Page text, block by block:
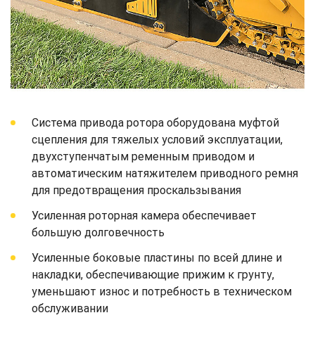
Система привода ротора оборудована муфтой
сцепления для тяжелых условий эксплуатации,
двухступенчатым ременным приводом и
автоматическим натяжителем приводного ремня
для предотвращения проскальзывания
Усиленная роторная камера обеспечивает
большую долговечность
Усиленные боковые пластины по всей длине и
накладки, обеспечивающие прижим к грунту,
уменьшают износ и потребность в техническом
обслуживании